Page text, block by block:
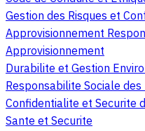
Gestion des Risques et
Approvisionnement
Approvisionnement
Durabilite et Gestion
Responsabilite Sociale
Confidentialite et Securite
Sante et Securite